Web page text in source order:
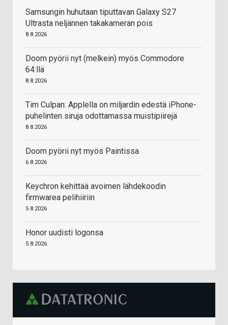
Samsungin huhutaan tiputtavan Galaxy S27
Ultrasta neljännen takakameran pois
8.8.2026
Doom pyörii nyt (melkein) myös Commodore
64:llä
8.8.2026
Tim Culpan: Applella on miljardin edestä iPhone-
puhelinten siruja odottamassa muistipiirejä
8.8.2026
Doom pyörii nyt myös Paintissa
6.8.2026
Keychron kehittää avoimen lähdekoodin
firmwarea pelihiiriin
5.8.2026
Honor uudisti logonsa
5.8.2026